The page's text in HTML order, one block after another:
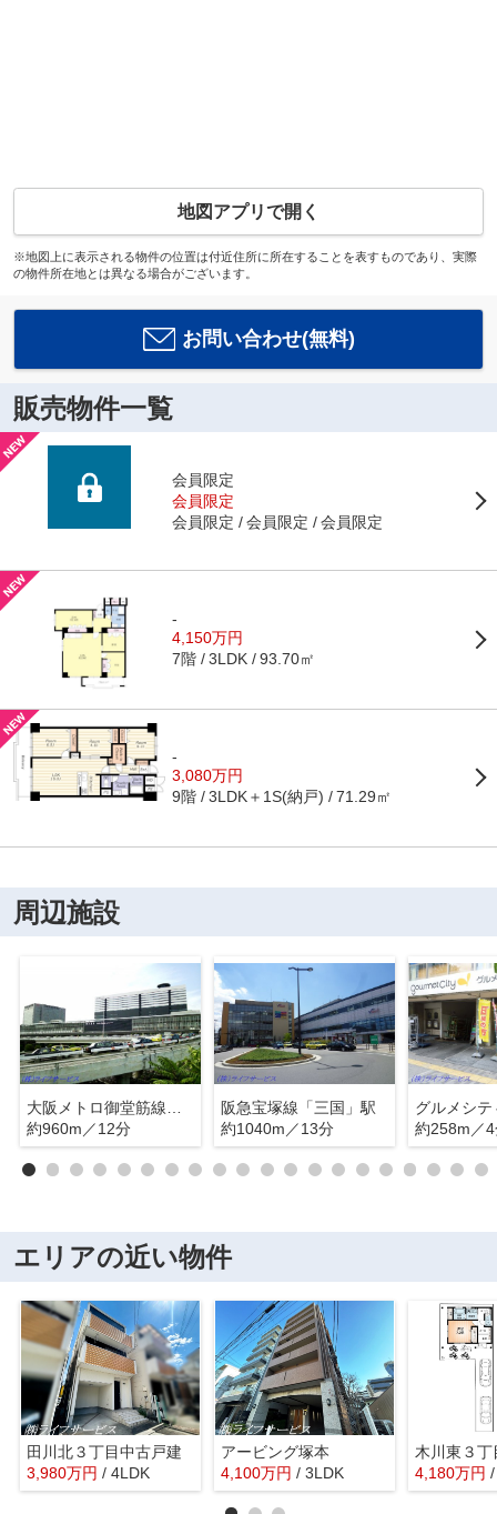
地図アプリで開く
※地図上に表示される物件の位置は付近住所に所在することを表すものであり、実際
の物件所在地とは異なる場合がございます。
お問い合わせ(無料)
販売物件一覧
会員限定
会員限定
会員限定
会員限定 会員限定
-
4,150万円
7階 3LDK 93.70㎡
-
3,080万円
9階 3LDK＋1S(納戸) 71.29㎡
周辺施設
約960m／12分
阪急宝塚線「三国」駅
約1040m／13分
グルメシ
約258m／
エリアの近い物件
田川北３丁目中古戸建
3,980万円 / 4LDK
アービング塚本
4,100万円 / 3LDK
木川東３
4,180万円